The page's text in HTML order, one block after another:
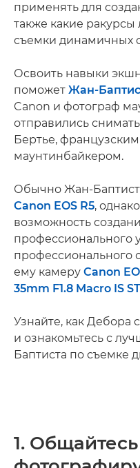
применять для
также какие ракурсы
съемки динамичных
Освоить навыки
поможет Жан-
Canon и фотограф
отправились
Бертье,
маунтинбайкером.
Обычно Жан-Баптист
Canon EOS R5,
возможность
профессионального
профессионального
ему камеру Canon
35mm F1.8 Macro IS
Узнайте, как Дебора
и ознакомьтесь с
Баптиста по съемке
1.